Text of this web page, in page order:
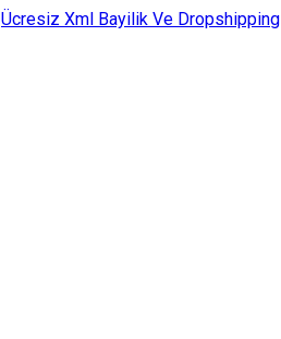
Ücresiz Xml Bayilik Ve Dropshipping